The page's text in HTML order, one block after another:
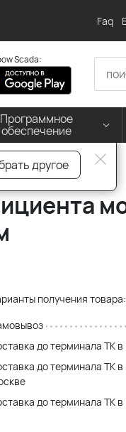
Faq
Scada:
Программное
обеспечение
получения товара:
до терминала ТК в
до терминала ТК в
до терминала ТК в
другое